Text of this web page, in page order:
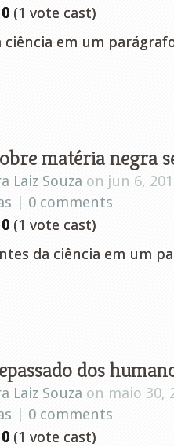
(1 vote cast)
ciência em um
matéria negra
Laiz Souza on jun 6,
| 0 comments
(1 vote cast)
da ciência em um
dos
Laiz Souza on maio 30,
| 0 comments
(1 vote cast)